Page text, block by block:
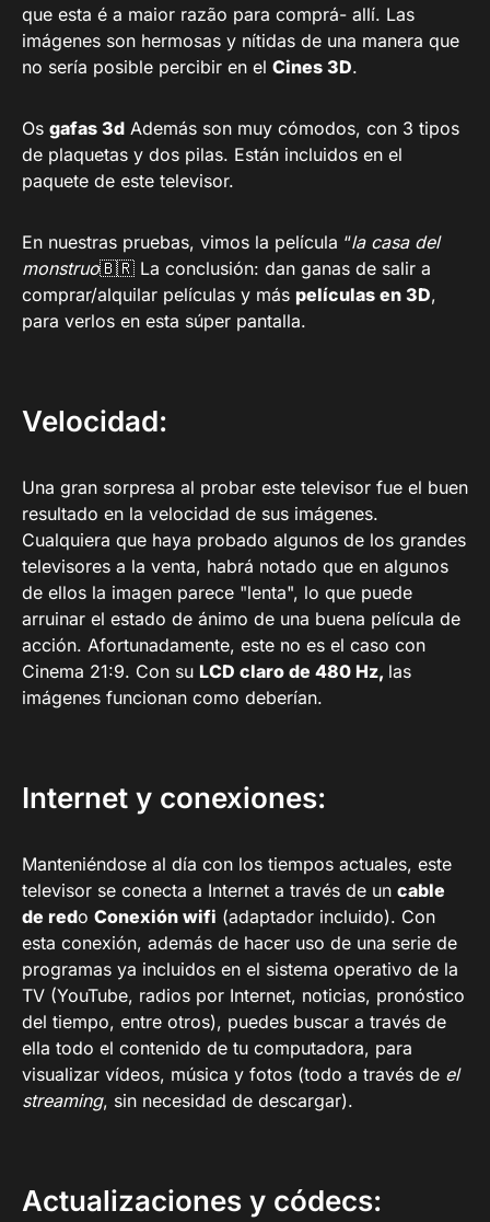
que esta é a maior razão para comprá- allí. Las
imágenes son hermosas y nítidas de una manera que
no sería posible percibir en el Cines 3D.
Os gafas 3d Además son muy cómodos, con 3 tipos
de plaquetas y dos pilas. Están incluidos en el
paquete de este televisor.
En nuestras pruebas, vimos la película “la casa del
monstruo🇧🇷 La conclusión: dan ganas de salir a
comprar/alquilar películas y más películas en 3D,
para verlos en esta súper pantalla.
Velocidad:
Una gran sorpresa al probar este televisor fue el buen
resultado en la velocidad de sus imágenes.
Cualquiera que haya probado algunos de los grandes
televisores a la venta, habrá notado que en algunos
de ellos la imagen parece "lenta", lo que puede
arruinar el estado de ánimo de una buena película de
acción. Afortunadamente, este no es el caso con
Cinema 21:9. Con su LCD claro de 480 Hz, las
imágenes funcionan como deberían.
Internet y conexiones:
Manteniéndose al día con los tiempos actuales, este
televisor se conecta a Internet a través de un cable
de redo Conexión wifi (adaptador incluido). Con
esta conexión, además de hacer uso de una serie de
programas ya incluidos en el sistema operativo de la
TV (YouTube, radios por Internet, noticias, pronóstico
del tiempo, entre otros), puedes buscar a través de
ella todo el contenido de tu computadora, para
visualizar vídeos, música y fotos (todo a través de el
streaming, sin necesidad de descargar).
Actualizaciones y códecs: